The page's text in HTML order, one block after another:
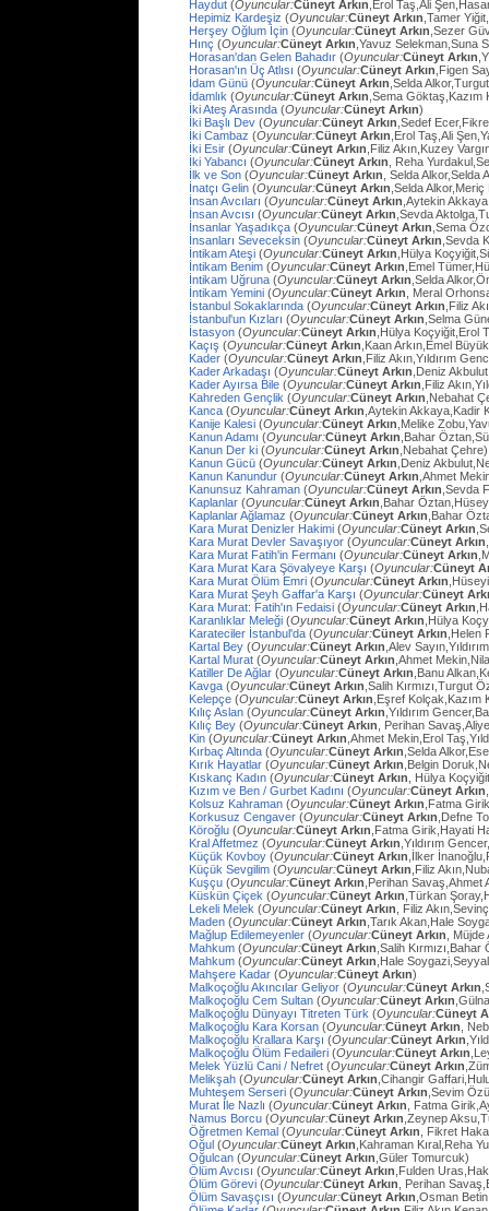
Haydut (Oyuncular:Cüneyt Arkın ,Erol Taş,Ali
Hepimiz Kardeşiz (Oyuncular:Cüneyt Arkın ,Tamer
Herşey Oğlum İçin (Oyuncular:Cüneyt Arkın ,Sezer
Hınç (Oyuncular:Cüneyt Arkın ,Yavuz Selekman,Suna
Horasan'dan Gelen Bahadır (Oyuncular:Cüneyt Arkın
Horasan'ın Üç Atlısı (Oyuncular:Cüneyt Arkın ,Figen
İdam Günü (Oyuncular:Cüneyt Arkın ,Selda
İdamlık (Oyuncular:Cüneyt Arkın ,Sema
İki Ateş Arasında (Oyuncular:Cüneyt Arkın)
İki Başlı Dev (Oyuncular:Cüneyt Arkın ,Sedef
İki Cambaz (Oyuncular:Cüneyt Arkın ,Erol Taş,Ali
İki Esir (Oyuncular:Cüneyt Arkın ,Filiz Akın,Kuzey
İki Yabancı (Oyuncular:Cüneyt Arkın , Reha
İlk ve Son (Oyuncular:Cüneyt Arkın , Selda Alkor,Selda
İnatçı Gelin (Oyuncular:Cüneyt Arkın ,Selda
İnsan Avcıları (Oyuncular:Cüneyt Arkın ,Aytekin
İnsan Avcısı (Oyuncular:Cüneyt Arkın ,Sevda
İnsanlar Yaşadıkça (Oyuncular:Cüneyt Arkın ,Sema
İnsanları Seveceksin (Oyuncular:Cüneyt Arkın ,Sevda
İntikam Ateşi (Oyuncular:Cüneyt Arkın ,Hülya
İntikam Benim (Oyuncular:Cüneyt Arkın ,Emel
İntikam Uğruna (Oyuncular:Cüneyt Arkın ,Selda
İntikam Yemini (Oyuncular:Cüneyt Arkın , Meral
İstanbul Sokaklarında (Oyuncular:Cüneyt Arkın ,Filiz
İstanbul'un Kızları (Oyuncular:Cüneyt Arkın ,Selma
İstasyon (Oyuncular:Cüneyt Arkın ,Hülya Koçyiğit,Erol
Kaçış (Oyuncular:Cüneyt Arkın ,Kaan Arkın,Emel
Kader (Oyuncular:Cüneyt Arkın ,Filiz Akın,Yıldırım
Kader Arkadaşı (Oyuncular:Cüneyt Arkın ,Deniz
Kader Ayırsa Bile (Oyuncular:Cüneyt Arkın ,Filiz
Kahreden Gençlik (Oyuncular:Cüneyt Arkın ,Nebahat
Kanca (Oyuncular:Cüneyt Arkın ,Aytekin Akkaya,Kadir
Kanije Kalesi (Oyuncular:Cüneyt Arkın ,Melike
Kanun Adamı (Oyuncular:Cüneyt Arkın ,Bahar
Kanun Der ki (Oyuncular:Cüneyt Arkın ,Nebahat Çehre)
Kanun Gücü (Oyuncular:Cüneyt Arkın ,Deniz
Kanun Kanundur (Oyuncular:Cüneyt Arkın ,Ahmet
Kanunsuz Kahraman (Oyuncular:Cüneyt Arkın ,Sevda
Kaplanlar (Oyuncular:Cüneyt Arkın ,Bahar
Kaplanlar Ağlamaz (Oyuncular:Cüneyt Arkın ,Bahar
Kara Murat Denizler Hakimi (Oyuncular:Cüneyt Arkın
Kara Murat Devler Savaşıyor (Oyuncular:Cüneyt Arkın
Kara Murat Fatih'in Fermanı (Oyuncular:Cüneyt Arkın
Kara Murat Kara Şövalyeye Karşı (Oyuncular:Cüneyt
Kara Murat Ölüm Emri (Oyuncular:Cüneyt Arkın
Kara Murat Şeyh Gaffar'a Karşı (Oyuncular:Cüneyt
Kara Murat: Fatih'ın Fedaisi (Oyuncular:Cüneyt Arkın
Karanlıklar Meleği (Oyuncular:Cüneyt Arkın ,Hülya
Karateciler İstanbul'da (Oyuncular:Cüneyt Arkın ,Helen
Kartal Bey (Oyuncular:Cüneyt Arkın ,Alev
Kartal Murat (Oyuncular:Cüneyt Arkın ,Ahmet
Katiller De Ağlar (Oyuncular:Cüneyt Arkın ,Banu
Kavga (Oyuncular:Cüneyt Arkın ,Salih Kırmızı,Turgut
Kelepçe (Oyuncular:Cüneyt Arkın ,Eşref
Kılıç Aslan (Oyuncular:Cüneyt Arkın ,Yıldırım
Kılıç Bey (Oyuncular:Cüneyt Arkın , Perihan
Kin (Oyuncular:Cüneyt Arkın ,Ahmet Mekin,Erol
Kırbaç Altında (Oyuncular:Cüneyt Arkın ,Selda
Kırık Hayatlar (Oyuncular:Cüneyt Arkın ,Belgin
Kıskanç Kadın (Oyuncular:Cüneyt Arkın , Hülya
Kızım ve Ben / Gurbet Kadını (Oyuncular:Cüneyt Arkın
Kolsuz Kahraman (Oyuncular:Cüneyt Arkın ,Fatma
Korkusuz Cengaver (Oyuncular:Cüneyt Arkın ,Defne
Köroğlu (Oyuncular:Cüneyt Arkın ,Fatma Girik,Hayati
Kral Affetmez (Oyuncular:Cüneyt Arkın ,Yıldırım
Küçük Kovboy (Oyuncular:Cüneyt Arkın ,İlker
Küçük Sevgilim (Oyuncular:Cüneyt Arkın ,Filiz
Kuşçu (Oyuncular:Cüneyt Arkın ,Perihan
Küskün Çiçek (Oyuncular:Cüneyt Arkın ,Türkan
Lekeli Melek (Oyuncular:Cüneyt Arkın , Filiz
Maden (Oyuncular:Cüneyt Arkın ,Tarık Akan,Hale
Mağlup Edilemeyenler (Oyuncular:Cüneyt Arkın ,
Mahkum (Oyuncular:Cüneyt Arkın ,Salih
Mahkum (Oyuncular:Cüneyt Arkın ,Hale
Mahşere Kadar (Oyuncular:Cüneyt Arkın)
Malkoçoğlu Akıncılar Geliyor (Oyuncular:Cüneyt Arkın
Malkoçoğlu Cem Sultan (Oyuncular:Cüneyt Arkın
Malkoçoğlu Dünyayı Titreten Türk (Oyuncular:Cüneyt
Malkoçoğlu Kara Korsan (Oyuncular:Cüneyt Arkın ,
Malkoçoğlu Krallara Karşı (Oyuncular:Cüneyt Arkın
Malkoçoğlu Ölüm Fedaileri (Oyuncular:Cüneyt Arkın
Melek Yüzlü Cani / Nefret (Oyuncular:Cüneyt Arkın
Melikşah (Oyuncular:Cüneyt Arkın ,Cihangir
Muhteşem Serseri (Oyuncular:Cüneyt Arkın ,Sevim
Murat İle Nazlı (Oyuncular:Cüneyt Arkın , Fatma
Namus Borcu (Oyuncular:Cüneyt Arkın ,Zeynep
Öğretmen Kemal (Oyuncular:Cüneyt Arkın , Fikret
Oğul (Oyuncular:Cüneyt Arkın ,Kahraman Kıral,Reha
Oğulcan (Oyuncular:Cüneyt Arkın ,Güler Tomurcuk)
Ölüm Avcısı (Oyuncular:Cüneyt Arkın ,Fulden
Ölüm Görevi (Oyuncular:Cüneyt Arkın , Perihan
Ölüm Savaşçısı (Oyuncular:Cüneyt Arkın ,Osman